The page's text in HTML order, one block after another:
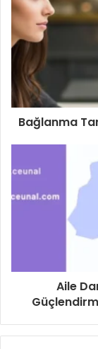
Bağlanma
Aile